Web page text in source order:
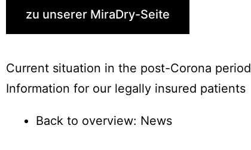
zu unserer MiraDry-Seite
Current situation in the post-Corona period
Information for our legally insured patients
Back to overview: News